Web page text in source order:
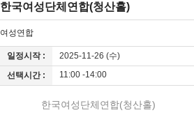
한국여성단체연합(청산홀)
여성연합
일정시작 :
2025-11-26 (수)
선택시간 :
11:00 -14:00
한국여성단체연합(청산홀)